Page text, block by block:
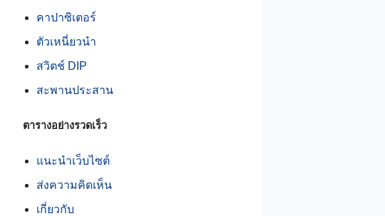
คาปาซิเตอร์
ตัวเหนี่ยวนำ
สวิตช์ DIP
สะพานประสาน
ตารางอย่างรวดเร็ว
แนะนำเว็บไซต์
ส่งความคิดเห็น
เกี่ยวกับ